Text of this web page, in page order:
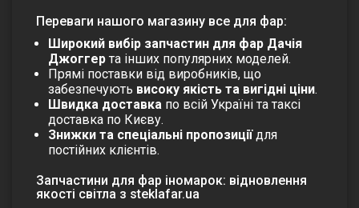
Переваги нашого магазину все для фар:
Широкий вибір запчастин для фар Дачія
Джоггер та інших популярних моделей.
Прямі поставки від виробників, що
забезпечують високу якість та вигідні ціни.
Швидка доставка по всій Україні та таксі
доставка по Києву.
Знижки та спеціальні пропозиціїдля
постійних клієнтів.
Запчастини для фар іномарок: відновлення
якості світла з steklafar.ua